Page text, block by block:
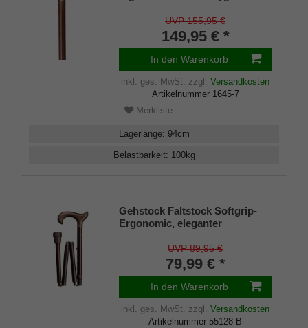
handpoliert, inkl. Chromring
und Gummipuffer
UVP 155,95 €
149,95 € *
In den Warenkorb
inkl. ges. MwSt. zzgl. Versandkosten
Artikelnummer 1645-7
Merkliste
Lagerlänge: 94cm
Belastbarkeit: 100kg
Gehstock Faltstock Softgrip-
Ergonomic, eleganter
Softgrip-Beschichtung,
aufgesetzt auf einen Stock aus
stabilem Leichtmetall in
bronce-matt, höhenverstellbar
(89-99cm) faltbar, inklusive
Gummipuffer
UVP 89,95 €
79,99 € *
In den Warenkorb
inkl. ges. MwSt. zzgl. Versandkosten
Artikelnummer 55128-B